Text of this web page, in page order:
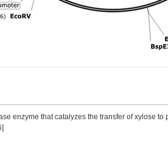
enzyme that catalyzes the transfer of xylose